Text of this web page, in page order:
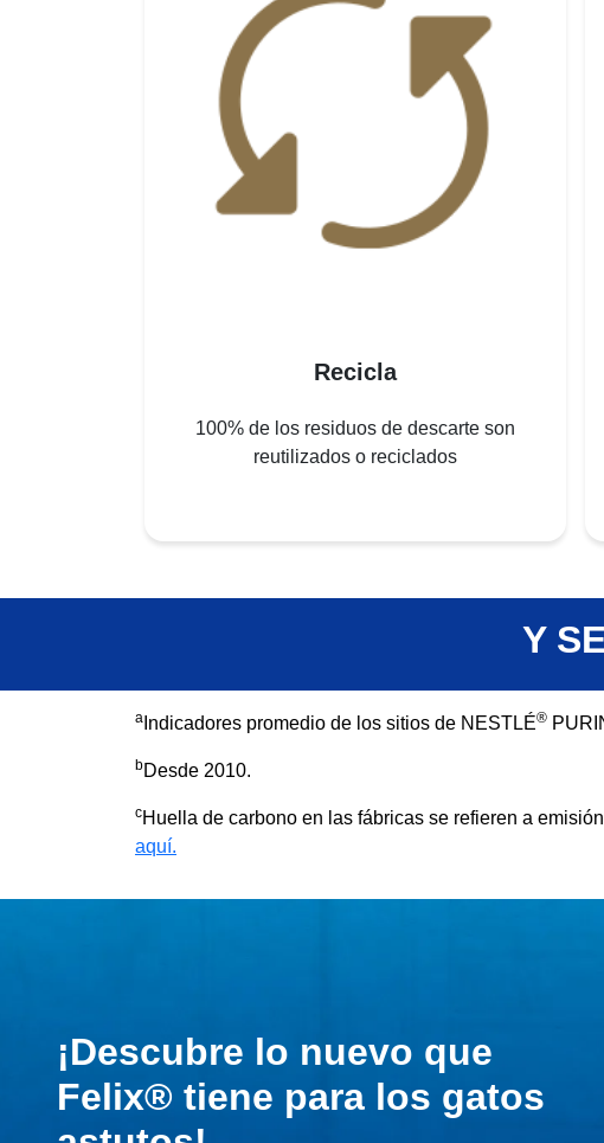
Recicla
100% de los residuos de descarte son
reutilizados o reciclados
Y
a Indicadores promedio de los sitios de NESTLÉ®
bDesde 2010.
cHuella de carbono en las fábricas se refieren a
aquí.
¡Descubre lo nuevo que
Felix® tiene para los gatos